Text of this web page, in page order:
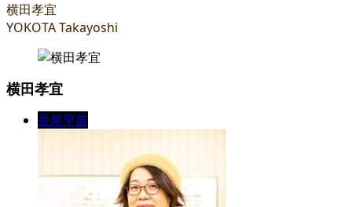
横田孝宜
YOKOTA Takayoshi
横田孝宜
長尾早苗